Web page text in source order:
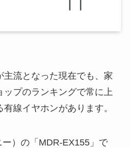
主流となった現在でも、家
ップのランキングで常に上
線イヤホンがあります。
）の「MDR-EX155」で